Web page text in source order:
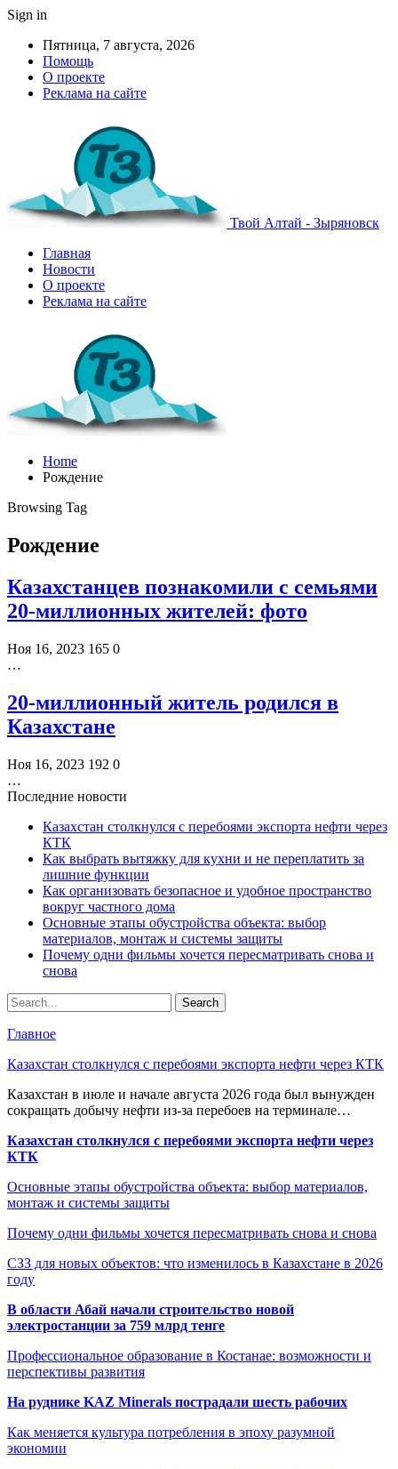
Sign in
Пятница, 7 августа, 2026
Помощь
О проекте
Реклама на сайте
Твой Алтай - Зыряновск
Главная
Новости
О проекте
Реклама на сайте
Home
Рождение
Browsing Tag
Рождение
Казахстанцев познакомили с семьями
20-миллионных жителей: фото
Ноя 16, 2023 165 0
…
20-миллионный житель родился в
Казахстане
Ноя 16, 2023 192 0
…
Последние новости
Казахстан столкнулся с перебоями экспорта нефти через
КТК
Как выбрать вытяжку для кухни и не переплатить за
лишние функции
Как организовать безопасное и удобное пространство
вокруг частного дома
Основные этапы обустройства объекта: выбор
материалов, монтаж и системы защиты
Почему одни фильмы хочется пересматривать снова и
снова
Главное
Казахстан столкнулся с перебоями экспорта нефти через КТК
Казахстан в июле и начале августа 2026 года был вынужден
сокращать добычу нефти из-за перебоев на терминале…
Казахстан столкнулся с перебоями экспорта нефти через
КТК
Основные этапы обустройства объекта: выбор материалов,
монтаж и системы защиты
Почему одни фильмы хочется пересматривать снова и снова
СЗЗ для новых объектов: что изменилось в Казахстане в 2026
году
В области Абай начали строительство новой
электростанции за 759 млрд тенге
Профессиональное образование в Костанае: возможности и
перспективы развития
На руднике KAZ Minerals пострадали шесть рабочих
Как меняется культура потребления в эпоху разумной
экономии